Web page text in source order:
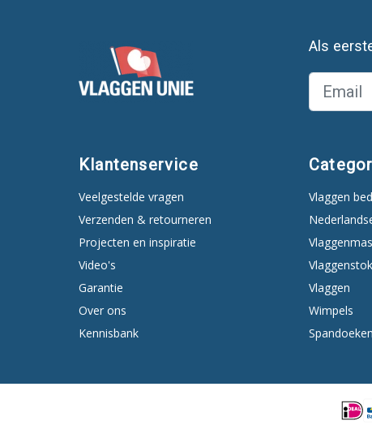
Als
Klantenservice
Veelgestelde vragen
Verzenden & retourneren
Projecten en inspiratie
Video's
Garantie
Over ons
Kennisbank
Vlaggen
Vlaggen
Wimpels
Spandoeken